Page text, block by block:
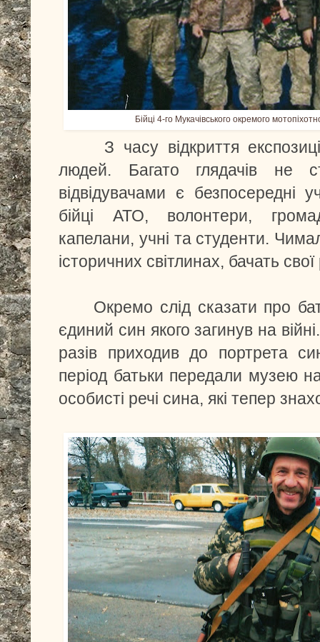
Бійці 4-го Мукачівського окремого
З часу відкриття
людей. Багато глядачів не
відвідувачами є безпосередні
бійці АТО, волонтери,
капелани, учні та студенти.
історичних світлинах, бачать
Окремо слід сказати про
єдиний син якого загинув на
разів приходив до портрета
період батьки передали музею
особисті речі сина, які тепер